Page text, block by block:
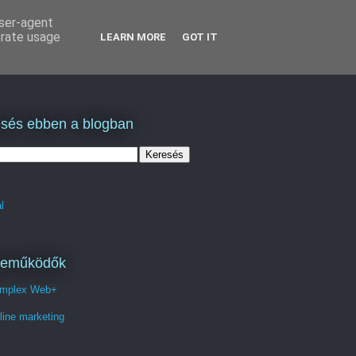
ebben a blogban
Web+
marketing
agent
usage
LEARN MORE GOT IT